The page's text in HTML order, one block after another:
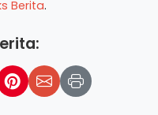
Berita.